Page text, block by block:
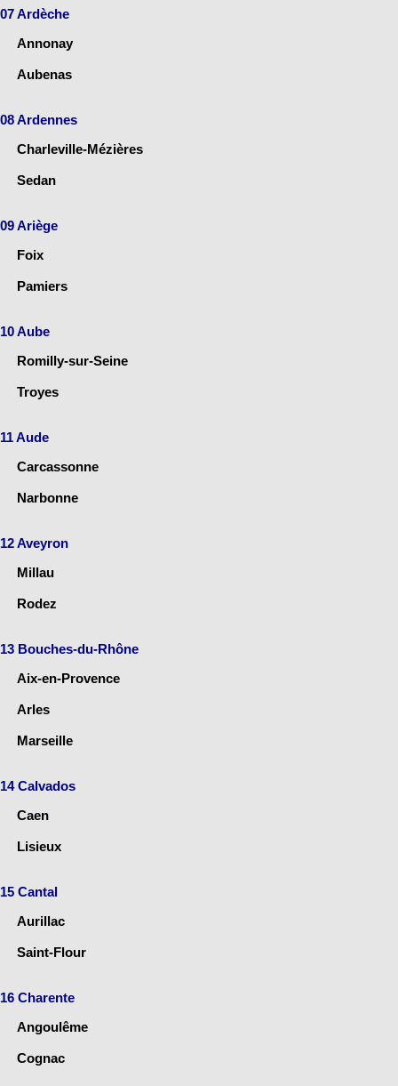
07 Ardèche
Annonay
Aubenas
08 Ardennes
Charleville-Mézières
Sedan
09 Ariège
Foix
Pamiers
10 Aube
Romilly-sur-Seine
Troyes
11 Aude
Carcassonne
Narbonne
12 Aveyron
Millau
Rodez
13 Bouches-du-Rhône
Aix-en-Provence
Arles
Marseille
14 Calvados
Caen
Lisieux
15 Cantal
Aurillac
Saint-Flour
16 Charente
Angoulême
Cognac